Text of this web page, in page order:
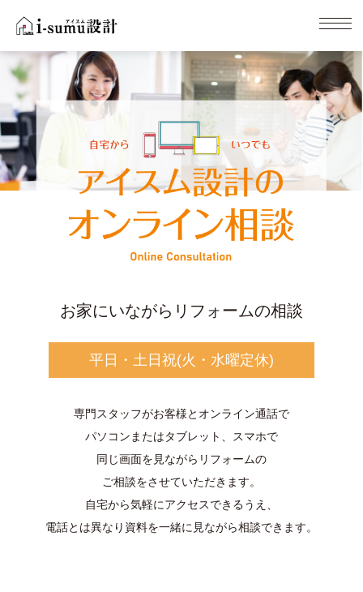
お家にいながらリフォームの相談
平日・土日祝(火・水曜定休)
専門スタッフがお客様とオンライン通話で
パソコンまたはタブレット、スマホで
同じ画面を見ながらリフォームの
ご相談をさせていただきます。
自宅から気軽にアクセスできるうえ、
電話とは異なり資料を一緒に見ながら相談できます。